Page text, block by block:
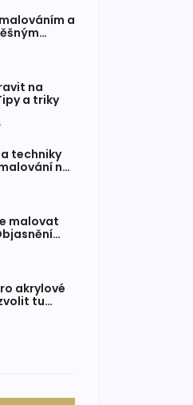
a
na
a triky
techniky
na
malovat
akrylové
tu